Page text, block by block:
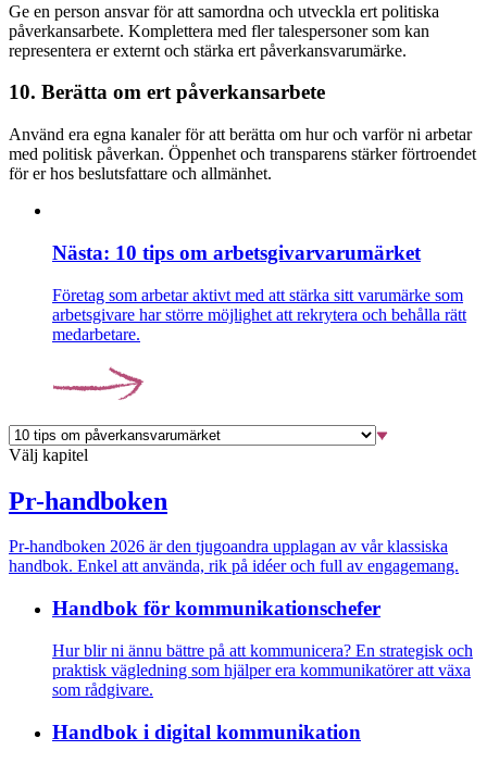
Ge en person ansvar för att samordna och utveckla ert politiska
påverkansarbete. Komplettera med fler talespersoner som kan
representera er externt och stärka ert påverkansvarumärke.
10. Berätta om ert påverkansarbete
Använd era egna kanaler för att berätta om hur och varför ni arbetar
med politisk påverkan. Öppenhet och transparens stärker förtroendet
för er hos beslutsfattare och allmänhet.
Nästa: 10 tips om arbetsgivarvarumärket
Företag som arbetar aktivt med att stärka sitt varumärke som
arbetsgivare har större möjlighet att rekrytera och behålla rätt
medarbetare.
Välj kapitel
Pr-handboken
Pr-handboken 2026 är den tjugoandra upplagan av vår klassiska
handbok. Enkel att använda, rik på idéer och full av engagemang.
Handbok för kommunikations­chefer
Hur blir ni ännu bättre på att kommunicera? En strategisk och
praktisk vägledning som hjälper era kommunikatörer att växa
som rådgivare.
Handbok i digital kommunikation